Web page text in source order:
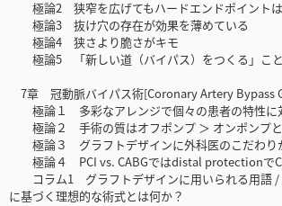
極論2 狭窄を広げてもハードエンドポイントは
極論3 抜け穴の存在が効果を薄めている
極論4 狭さより脆さがキモ
極論5 「新しい道（バイパス）をつくる」こ
7章 冠動脈バイパス術[Coronary Artery Bypass
極論１ 多彩なアレンジで個々の患者の特性に
極論２ 手術の質はオフポンプ ＞ オンポンプと
極論３ グラフトデザインに外科医のこだわり
極論４ PCI vs. CABGではdistal protectionで
コラム1 グラフトデザインに用いられる用語 /
に基づく理想的な術式とは何か？